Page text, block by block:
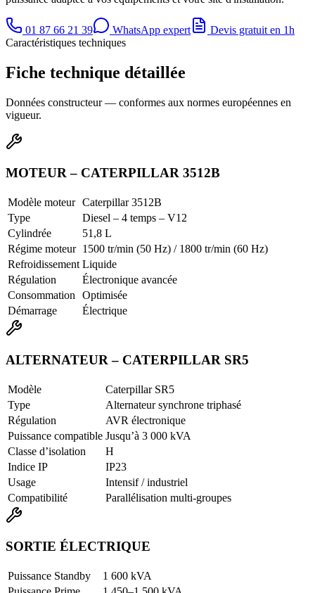
01 87 66 21 39 WhatsApp expert
Devis gratuit en 1h
Caractéristiques techniques
Fiche technique détaillée
Données constructeur — conformes aux normes européennes en
vigueur.
MOTEUR – CATERPILLAR 3512B
Modèle moteur Caterpillar 3512B
Type
Diesel – 4 temps – V12
Cylindrée
51,8 L
Régime moteur 1500 tr/min (50 Hz) / 1800 tr/min (60 Hz)
Refroidissement Liquide
Régulation
Électronique avancée
Consommation
Optimisée
Démarrage
Électrique
ALTERNATEUR – CATERPILLAR SR5
Modèle
Caterpillar SR5
Type
Alternateur synchrone triphasé
Régulation
AVR électronique
Puissance compatible Jusqu’à 3 000 kVA
Classe d’isolation
H
Indice IP
IP23
Usage
Intensif / industriel
Compatibilité
Parallélisation multi-groupes
SORTIE ÉLECTRIQUE
Puissance Standby
1 600 kVA